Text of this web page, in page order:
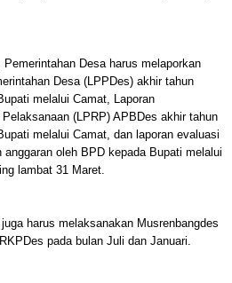
Desa harus melaporkan
Desa (LPPDes) akhir tahun
melalui Camat, Laporan
(LPRP) APBDes akhir tahun
melalui Camat, dan laporan evaluasi
oleh BPD kepada Bupati melalui
lambat 31 Maret.
harus melaksanakan Musrenbangdes
pada bulan Juli dan Januari.